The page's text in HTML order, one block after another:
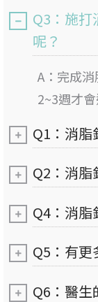
Q3：施打
呢？
A：完成
2~3週才
Q1：消脂
Q2：消脂
Q4：消脂
Q5：有更
Q6：醫生